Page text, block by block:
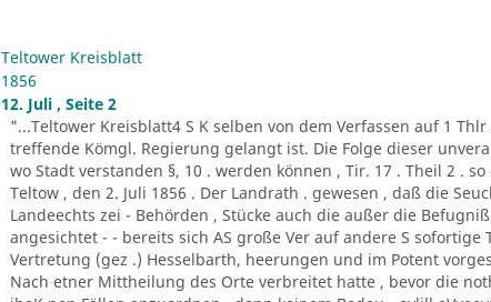
Teltower Kreisblatt
1856
12. Juli , Seite 2
"...Teltower Kreisblatt4 S K selben von dem Verfassen auf 1
treffende Kömgl. Regierung gelangt ist. Die Folge dieser
wo Stadt verstanden §, 10 . werden können , Tir. 17 . Theil 2 .
Teltow , den 2. Juli 1856 . Der Landrath . gewesen , daß die
Landeechts zei - Behörden , Stücke auch die außer die
angesichtet - - bereits sich AS große Ver auf andere S
Vertretung (gez .) Hesselbarth, heerungen und im Potent
Nach etner Mittheilung des Orte verbreitet hatte , bevor die